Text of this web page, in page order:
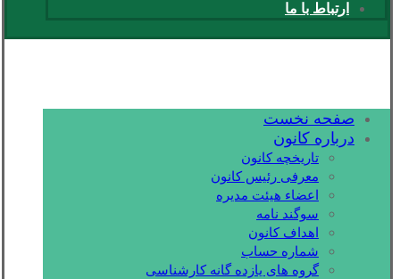
ارتباط با ما
صفحه نخست
درباره کانون
تاریخچه کانون
معرفی رئیس کانون
اعضاء هیئت مدیره
سوگند نامه
اهداف کانون
شماره حساب
گروه های یازده گانه کارشناسی